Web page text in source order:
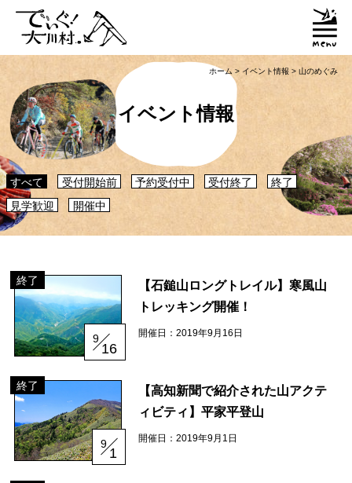
「大川村ってどんなとこ？」聞いたこともみたこともないぞ？という大川村
大川村マップ 大川村への行き方
グルメ・物産
大川村で食べられる美味しいグルメや、村でしか買えない手作りのお土産、
村の特産品「土佐はちきん地鶏」など各種物産をご紹介！
体験・イベント
ホーム > イベント情報 >山のめぐみ
イベント情報
すべて 受付開始前 予約受付中 受付終了
終了
見学歓迎
開催中
終了
9
16
【石鎚山ロングトレイル】寒風山
トレッキング開催！
開催日：2019年9月16日
終了
9
1
【高知新聞で紹介された山アクテ
ィビティ】平家平登山
開催日：2019年9月1日